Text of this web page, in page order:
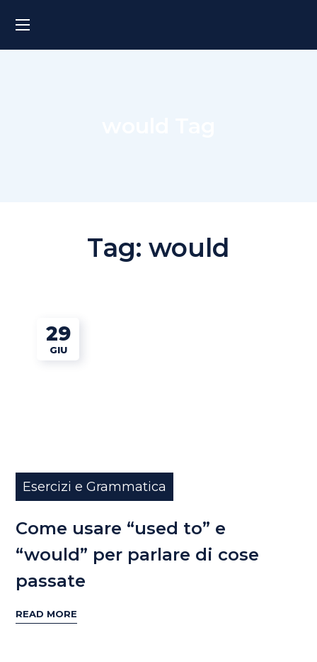
Tag: would
29
GIU
Esercizi e Grammatica
Come usare “used to” e
“would” per parlare di cose
passate
READ MORE